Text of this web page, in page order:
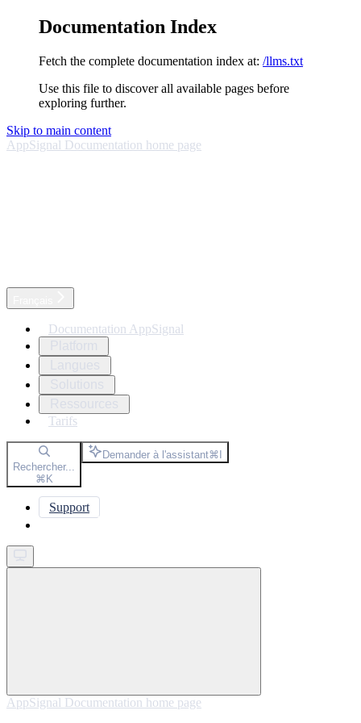
Documentation Index
Fetch the complete documentation index at: /llms.txt
Use this file to discover all available pages before
exploring further.
Skip to main content
AppSignal Documentation home page
Documentation AppSignal
Tarifs
Rechercher...
⌘K
Demander à l'assistant⌘I
Support
AppSignal Documentation home page